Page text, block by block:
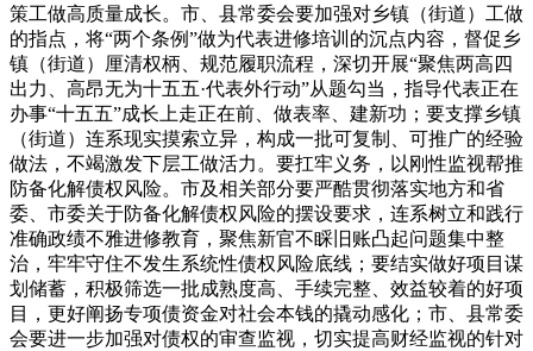
策工做高质量成长。市、县常委会要加强对乡镇（街道）工做
的指点，将“两个条例”做为代表进修培训的沉点内容，督促乡
镇（街道）厘清权柄、规范履职流程，深切开展“聚焦两高四
出力、高昂无为十五五·代表外行动”从题勾当，指导代表正在
办事“十五五”成长上走正在前、做表率、建新功；要支撑乡镇
（街道）连系现实摸索立异，构成一批可复制、可推广的经验
做法，不竭激发下层工做活力。要扛牢义务，以刚性监视帮推
防备化解债权风险。市及相关部分要严酷贯彻落实地方和省
委、市委关于防备化解债权风险的摆设要求，连系树立和践行
准确政绩不雅进修教育，聚焦新官不睬旧账凸起问题集中整
治，牢牢守住不发生系统性债权风险底线；要结实做好项目谋
划储蓄，积极筛选一批成熟度高、手续完整、效益较着的好项
目，更好阐扬专项债资金对社会本钱的撬动感化；市、县常委
会要进一步加强对债权的审查监视，切实提高财经监视的针对